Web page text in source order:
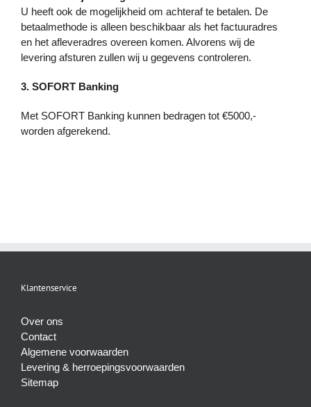
U heeft ook de mogelijkheid om achteraf te betalen. De
betaalmethode is alleen beschikbaar als het factuuradres
en het afleveradres overeen komen. Alvorens wij de
levering afsturen zullen wij u gegevens controleren.
3. SOFORT Banking
Met SOFORT Banking kunnen bedragen tot €5000,-
worden afgerekend.
Klantenservice
Over ons
Contact
Algemene voorwaarden
Levering & herroepingsvoorwaarden
Sitemap